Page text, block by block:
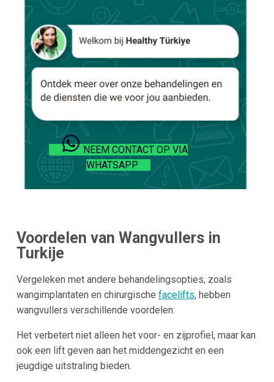
NEEM CONTACT OP VIA
WHATSAPP
Voordelen van Wangvullers in
Turkije
Vergeleken met andere behandelingsopties, zoals
wangimplantaten en chirurgische facelifts, hebben
wangvullers verschillende voordelen:
Het verbetert niet alleen het voor- en zijprofiel, maar kan
ook een lift geven aan het middengezicht en een
jeugdige uitstraling bieden.